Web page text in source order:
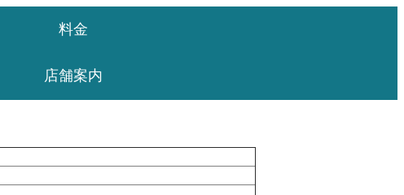
料金
店舗案内